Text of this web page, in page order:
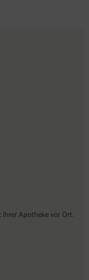
Apotheke vor Ort.